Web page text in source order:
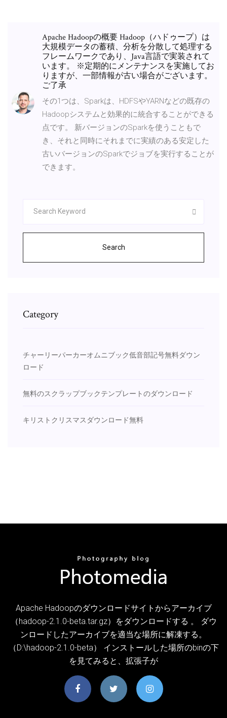
Apache Hadoopの概要 Hadoop（ハドゥープ）は
大規模データの蓄積、分析を分散して処理する
フレームワークであり、Java言語で実装されて
います。 ※定期的にメンテナンスを実施してお
りますが、一部情報が古い場合がございます。
ご了承
その1つは、Sparkは、HDFSやYARNなどの既存の
Hadoopシステムと効果的に統合することができる
点です。 新バージョンのSparkを使うこともで
き、それと同時にそれまでに実績のある安定した
古いバージョンのSparkでジョブを実行することが
できます。
Search
Category
チャーリーパーカーオムニブック低音部記号無料ダウン
ロード
無料のスクラップブックテンプレートのダウンロード
キリストクリスマスダウンロード無料
Apache Hadoopのダウンロードサイトからアーカイブ
（hadoop-2.1.0-beta.tar.gz）をダウンロードする 。 ダウ
ンロードしたアーカイブを適当な場所に解凍する。
（D:\hadoop-2.1.0-beta） インストールした場所のbinの下
を見てみると、拡張子が